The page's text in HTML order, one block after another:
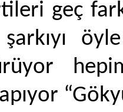
geç